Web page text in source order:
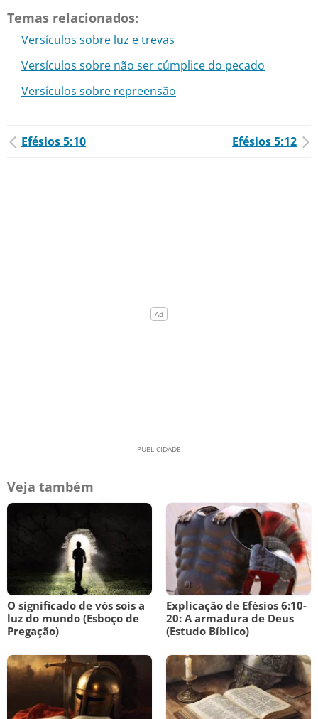
Temas relacionados:
Versículos sobre luz e trevas
Versículos sobre não ser cúmplice do pecado
Versículos sobre repreensão
Efésios 5:10 Efésios 5:12
Veja também
O significado de vós sois a
luz do mundo (Esboço de
Pregação)
Explicação de Efésios 6:10-
20: A armadura de Deus
(Estudo Bíblico)